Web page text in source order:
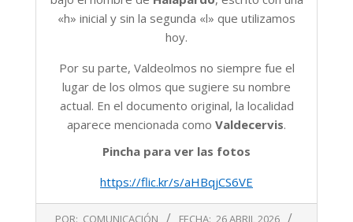
«h» inicial y sin la segunda «l» que utilizamos
hoy.
Por su parte, Valdeolmos no siempre fue el
lugar de los olmos que sugiere su nombre
actual. En el documento original, la localidad
aparece mencionada como Valdecervis.
Pincha para ver las fotos
https://flic.kr/s/aHBqjCS6VE
POR: COMUNICACIÓN FECHA: 26 ABRIL 2026